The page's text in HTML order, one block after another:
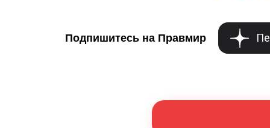
Подпишитесь на Правмир